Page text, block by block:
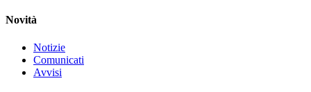
Novità
Notizie
Comunicati
Avvisi